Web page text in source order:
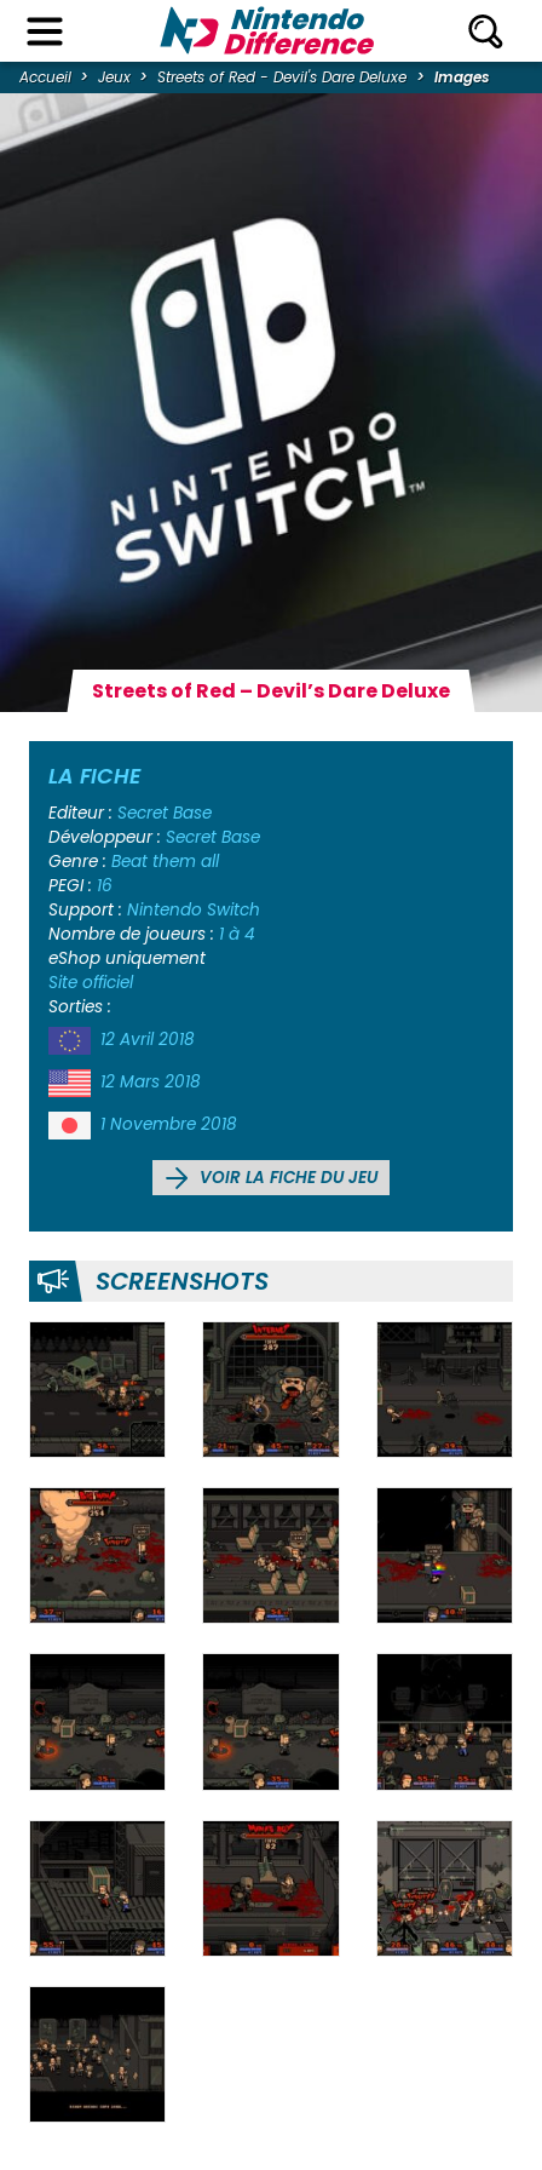
Accueil Jeux Streets of Red - Devil's Dare Deluxe Images
Streets of Red – Devil’s Dare Deluxe
LA FICHE
Editeur : Secret Base
Développeur : Secret Base
Genre : Beat them all
PEGI : 16
Support : Nintendo Switch
Nombre de joueurs : 1 à 4
eShop uniquement
Site officiel
Sorties :
12 Avril 2018
12 Mars 2018
1 Novembre 2018
VOIR LA FICHE DU JEU
SCREENSHOTS